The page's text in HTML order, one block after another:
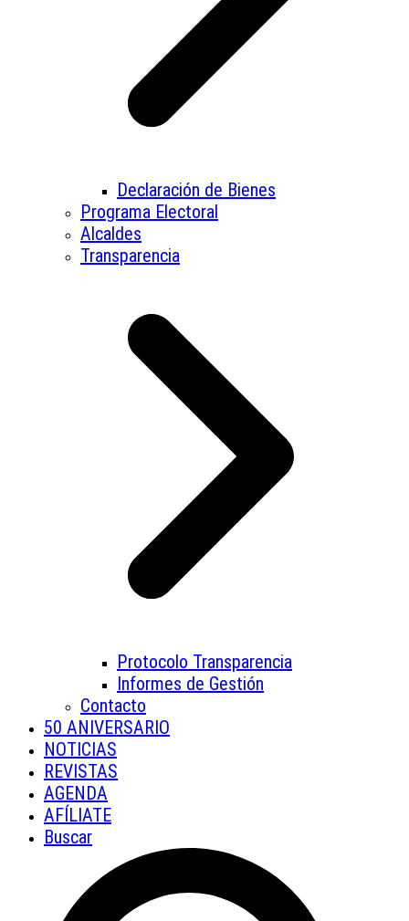
Declaración de Bienes
Programa Electoral
Alcaldes
Transparencia
Protocolo Transparencia
Informes de Gestión
Contacto
50 ANIVERSARIO
NOTICIAS
REVISTAS
AGENDA
AFÍLIATE
Buscar